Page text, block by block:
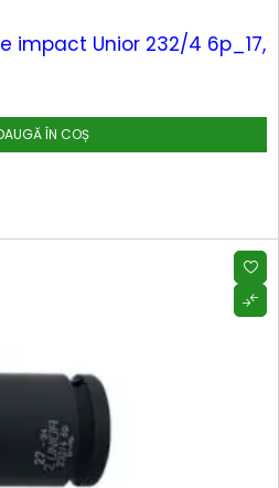
impact Unior 232/4 6p_17,
ÎN COȘ